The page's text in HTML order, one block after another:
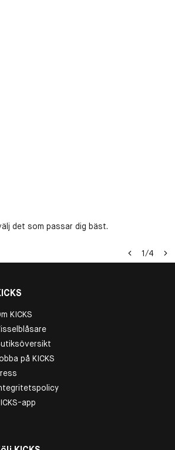
det som passar dig bäst.
1/4
KICKS
på KICKS
app